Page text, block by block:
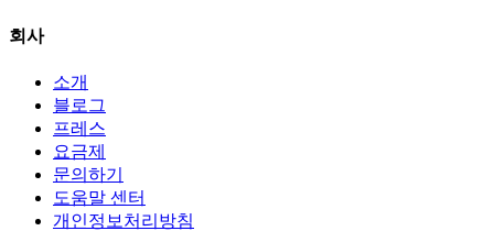
회사
소개
블로그
프레스
요금제
문의하기
도움말 센터
개인정보처리방침